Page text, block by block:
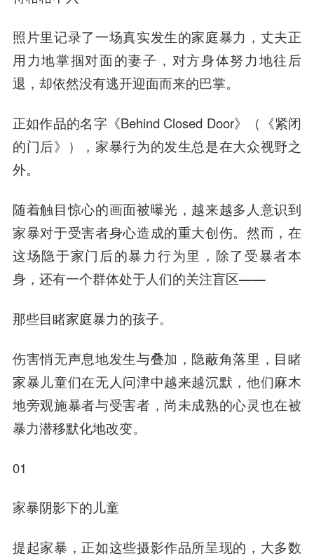
照片里记录了一场真实发生的家庭暴力，丈夫正
用力地掌掴对面的妻子，对方身体努力地往后
退，却依然没有逃开迎面而来的巴掌。
正如作品的名字《Behind Closed Door》（《紧闭
的门后》），家暴行为的发生总是在大众视野之
外。
随着触目惊心的画面被曝光，越来越多人意识到
家暴对于受害者身心造成的重大创伤。然而，在
这场隐于家门后的暴力行为里，除了受暴者本
身，还有一个群体处于人们的关注盲区——
那些目睹家庭暴力的孩子。
伤害悄无声息地发生与叠加，隐蔽角落里，目睹
家暴儿童们在无人问津中越来越沉默，他们麻木
地旁观施暴者与受害者，尚未成熟的心灵也在被
暴力潜移默化地改变。
01
家暴阴影下的儿童
提起家暴，正如这些摄影作品所呈现的，大多数